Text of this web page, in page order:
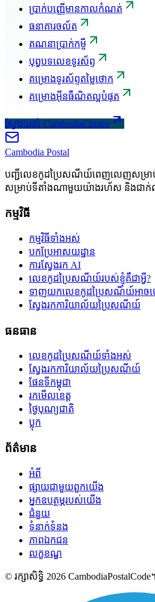
ប្រាក់បញ្ញើមានកាលកំណត់
ធនាគារចល័ត
គណនាប្រាក់កម្ចី
បុព្វបទលេខទូរស័ព្ទ
គម្រោងទូរស័ព្ទតម្លៃថោក
គម្រោងអ៊ីនធឺណិតល្អបំផុត
ស្វែងយល់ CambodiaChoice
Cambodia Postal
បញ្ជីលេខកូដប្រៃសណីយ៍ពេញលេញសម្រាប់
សម្រាប់ទីតាំងណាមួយយ៉ាងរហ័ស និងជាក់
កម្មវិធី
កម្មវិធីទាំងអស់
បកប្រែអាសយដ្ឋាន
ការស្វែងរក AI
លេខកូដប្រៃសណីយ៍របស់ខ្ញុំគឺជាអ្វី?
ទាញយកលេខកូដប្រៃសណីយ៍អាចប
ស្វែងរកការិយាល័យប្រៃសណីយ៍
ធនធាន
លេខកូដប្រៃសណីយ៍ទាំងអស់
ស្វែងរកការិយាល័យប្រៃសណីយ៍
ផែនទីកម្ពុជា
រកមើលខេត្ត
ថ្ងៃបុណ្យជាតិ
ប្លុក
ព័ត៌មាន
អំពី
ផ្សាយជាមួយពួកយើង
អ្នកឧបត្ថម្ភរបស់យើង
ជំនួយ
ទំនាក់ទំនង
ភាពឯកជន
លក្ខខណ្ឌ
© រក្សាសិទ្ធិ 2026